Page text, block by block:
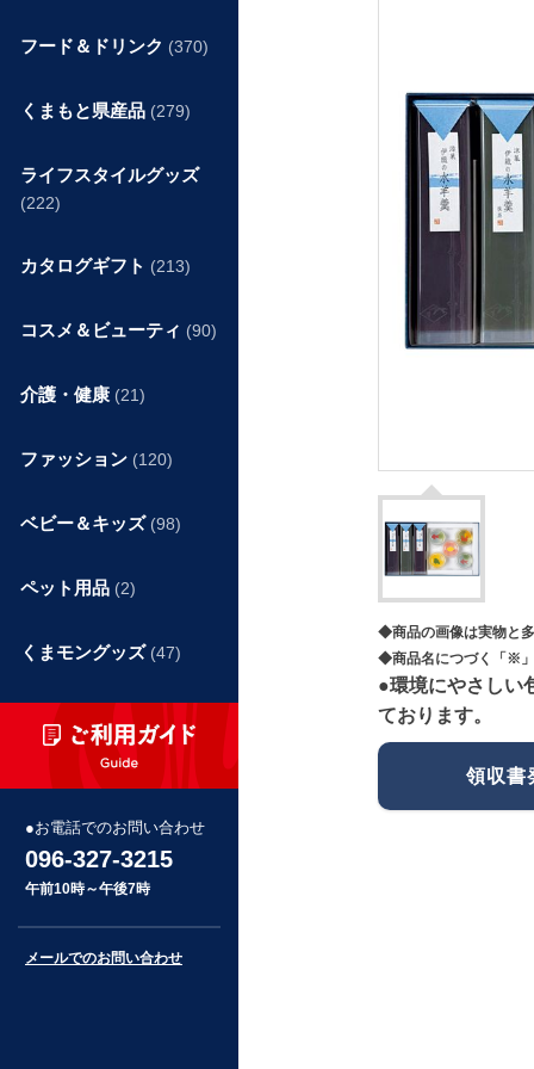
◆商品の画像は実物と
◆商品名につづく「※
●環境にやさしい
ております。
領収書
フード＆ドリンク (370)
くまもと県産品 (279)
ライフスタイルグッズ
(222)
カタログギフト (213)
コスメ＆ビューティ (90)
介護・健康 (21)
ファッション (120)
ベビー＆キッズ (98)
ペット用品 (2)
くまモングッズ (47)
お電話でのお問い合わせ
096-327-3215
午前10時～午後7時
メールでのお問い合わせ